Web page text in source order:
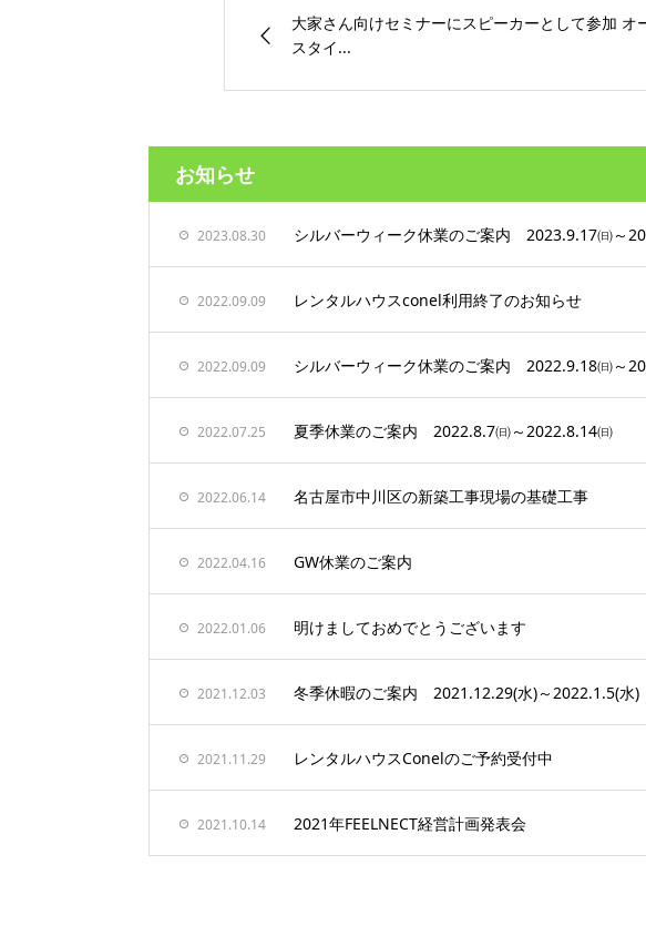
大家さん向けセミナーにスピーカーとして参加 オ
スタイ...
お知らせ
2023.08.30 シルバーウィーク休業のご案内 2023.9.17㈰～
2022.09.09 レンタルハウスconel利用終了のお知らせ
2022.09.09 シルバーウィーク休業のご案内 2022.9.18㈰～
2022.07.25 夏季休業のご案内 2022.8.7㈰～2022.8.14㈰
2022.06.14 名古屋市中川区の新築工事現場の基礎工事
2022.04.16 GW休業のご案内
2022.01.06 明けましておめでとうございます
2021.12.03 冬季休暇のご案内 2021.12.29(水)～2022.1.5(水)
2021.11.29 レンタルハウスConelのご予約受付中
2021.10.14 2021年FEELNECT経営計画発表会